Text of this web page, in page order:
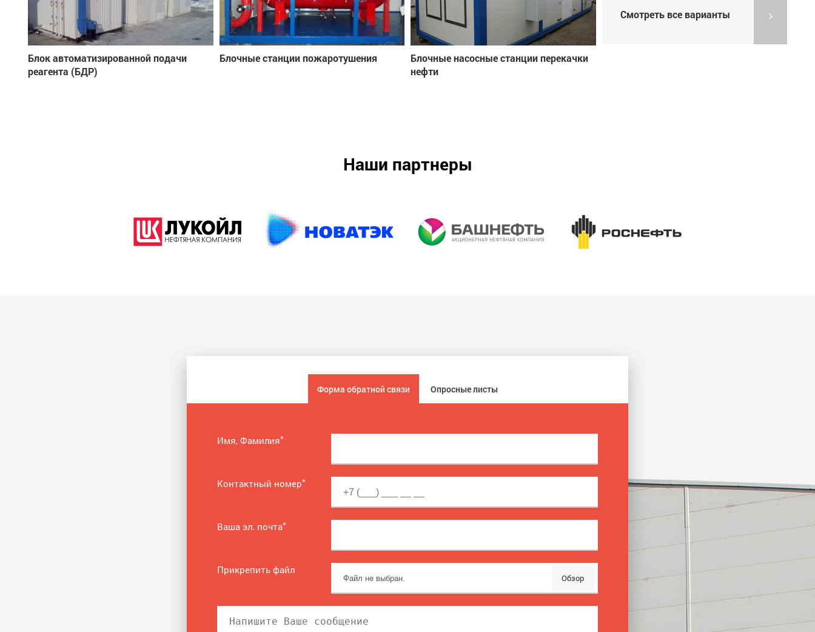
Блок автоматизированной подачи
реагента (БДР)
Блочные станции пожаротушения
Блочные насосные станции перекачки
нефти
Смотреть все варианты
Наши партнеры
Форма обратной связи Опросные листы
Имя, Фамилия*
Контактный номер*
Ваша эл. почта*
Прикрепить файл
Обзор